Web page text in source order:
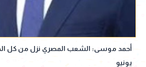
يونيو